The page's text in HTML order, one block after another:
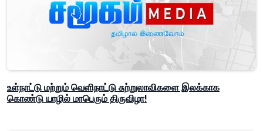
உள்நாட்டு மற்றும் வெளிநாட்டு சுற்றுலாவிகளை இலக்காக
கொண்டு யாழில் மாபெரும் திருவிழா!